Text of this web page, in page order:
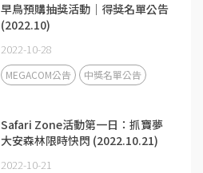
早鳥預購抽獎活動｜得獎名單公告
(2022.10)
2022-10-28
MEGACOM公告 中獎名單公告
Safari Zone活動第一日：抓寶夢
大安森林限時快閃 (2022.10.21)
2022-10-21